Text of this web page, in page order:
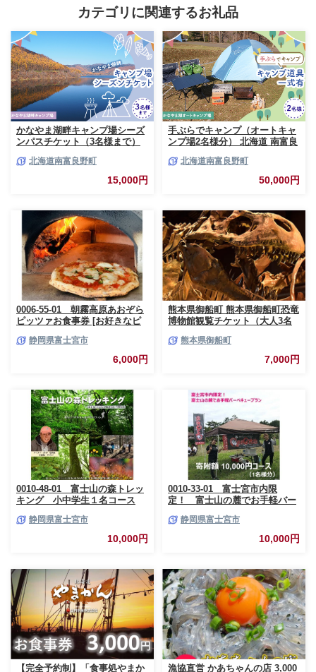
カテゴリに関連するお礼品
かなやま湖畔キャンプ場シーズ
ンパスチケット（3名様まで）
なやま湖 宿泊券 入場券 シーズ
北海道南富良野町
15,000円
手ぶらでキャンプ（オートキャ
ンプ場2名様分） 北海道 南富良
かなやま湖 宿泊券 チケット 入
場券 体験チケット ドックラン
北海道南富良野町
50,000円
0006-55-01 朝霧高原あおぞら
ピッツァお食事券 [お好きなピ
静岡県富士宮市
6,000円
熊本県御船町 熊本県御船町恐竜
博物館観覧チケット（大人3名
日祝除く)》 熊本県御船町恐竜
熊本県御船町
7,000円
0010-48-01 富士山の森トレッ
キング 小中学生１名コース
静岡県富士宮市
10,000円
0010-33-01 富士宮市内限
定！ 富士山の麓でお手軽バー
（BBQ1人前）
静岡県富士宮市
10,000円
【完全予約制】「食事処やまか
漁協直営 かあちゃんの店 3,000